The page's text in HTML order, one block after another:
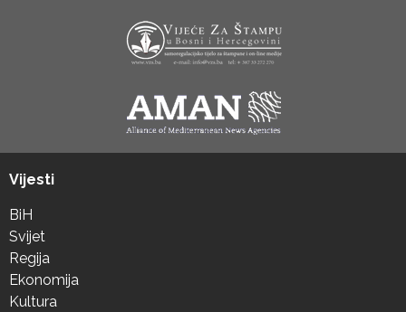
Vijesti
BiH
Svijet
Regija
Ekonomija
Kultura